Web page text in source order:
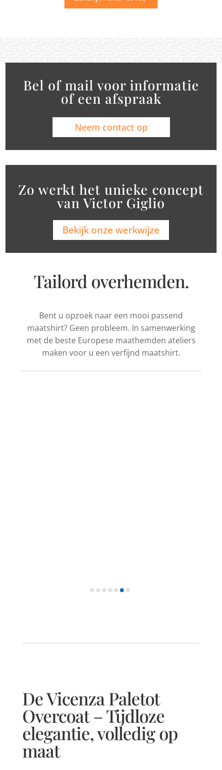
Bel of mail voor informatie
of een afspraak
Neem contact op
Zo werkt het unieke concept
van Victor Giglio
Bekijk onze werkwijze
Tailord overhemden.
Bent u opzoek naar een mooi passend
maatshirt? Geen probleem. In samenwerking
met de beste Europese maathemden ateliers
maken voor u een verfijnd maatshirt.
De Vicenza Paletot
Overcoat – Tijdloze
elegantie, volledig op
maat